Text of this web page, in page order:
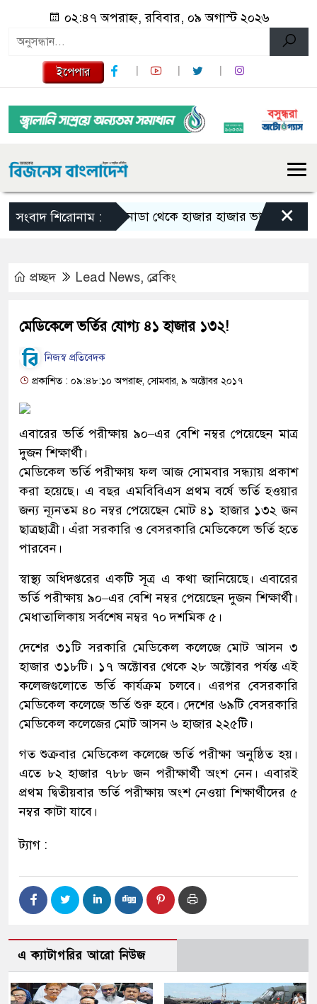
০২:৪৭ অপরাহ্ন, রবিবার, ০৯ অগাস্ট ২০২৬
ইপেপার
সংবাদ শিরোনাম :কানাডা থেকে হাজার হাজার ভারতীয় নাগরিক
×
প্রচ্ছদ Lead News, ব্রেকিং
মেডিকেলে ভর্তির যোগ্য ৪১ হাজার ১৩২!
নিজস্ব প্রতিবেদক
প্রকাশিত : ০৯:৪৮:১০ অপরাহ্ন, সোমবার, ৯ অক্টোবর ২০১৭
এবারের ভর্তি পরীক্ষায় ৯০–এর বেশি নম্বর পেয়েছেন মাত্র
দুজন শিক্ষার্থী।
মেডিকেল ভর্তি পরীক্ষায় ফল আজ সোমবার সন্ধ্যায় প্রকাশ
করা হয়েছে। এ বছর এমবিবিএস প্রথম বর্ষে ভর্তি হওয়ার
জন্য ন্যূনতম ৪০ নম্বর পেয়েছেন মোট ৪১ হাজার ১৩২ জন
ছাত্রছাত্রী। এঁরা সরকারি ও বেসরকারি মেডিকেলে ভর্তি হতে
পারবেন।
স্বাস্থ্য অধিদপ্তরের একটি সূত্র এ কথা জানিয়েছে। এবারের
ভর্তি পরীক্ষায় ৯০–এর বেশি নম্বর পেয়েছেন দুজন শিক্ষার্থী।
মেধাতালিকায় সর্বশেষ নম্বর ৭০ দশমিক ৫।
দেশের ৩১টি সরকারি মেডিকেল কলেজে মোট আসন ৩
হাজার ৩১৮টি। ১৭ অক্টোবর থেকে ২৮ অক্টোবর পর্যন্ত এই
কলেজগুলোতে ভর্তি কার্যক্রম চলবে। এরপর বেসরকারি
মেডিকেল কলেজে ভর্তি শুরু হবে। দেশের ৬৯টি বেসরকারি
মেডিকেল কলেজের মোট আসন ৬ হাজার ২২৫টি।
গত শুক্রবার মেডিকেল কলেজে ভর্তি পরীক্ষা অনুষ্ঠিত হয়।
এতে ৮২ হাজার ৭৮৮ জন পরীক্ষার্থী অংশ নেন। এবারই
প্রথম দ্বিতীয়বার ভর্তি পরীক্ষায় অংশ নেওয়া শিক্ষার্থীদের ৫
নম্বর কাটা যাবে।
ট্যাগ :
এ ক্যাটাগরির আরো নিউজ